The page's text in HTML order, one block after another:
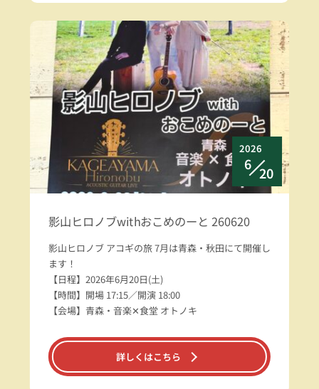
2026
6
20
影山ヒロノブwithおこめのーと 260620
影山ヒロノブ アコギの旅 7月は青森・秋田にて開催し
ます！
【日程】2026年6月20日(土)
【時間】開場 17:15／開演 18:00
【会場】青森・音楽✕食堂 オトノキ
詳しくはこちら